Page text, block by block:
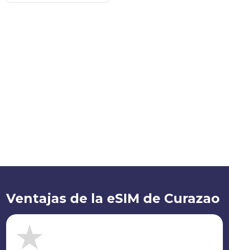
Ventajas de la eSIM de Curazao